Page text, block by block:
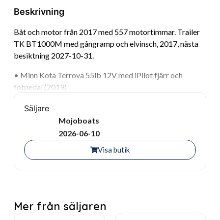
Beskrivning
Båt och motor från 2017 med 557 motortimmar. Trailer
TK BT1000M med gångramp och elvinsch, 2017, nästa
besiktning 2027-10-31.
• Minn Kota Terrova 55lb 12V med iPilot fjärr och
fotpedal (2019)
• Lowrance HDS Carbon 12
• Lowrance HDS Gen 3 9
• Nätverk mellan Lowranceskärmar
• Batteribank komplett med laddare till samtliga
• Minn Kota Talon 15 BT med skyddsfodral, fjärr samt
fotpedal
• Kapell
• Securmark stöldskyddsmärkning
• Säten Tempress Probax men original finns också!
Säljare
Mojoboats
2026-06-10
Visa butik
Mer från säljaren